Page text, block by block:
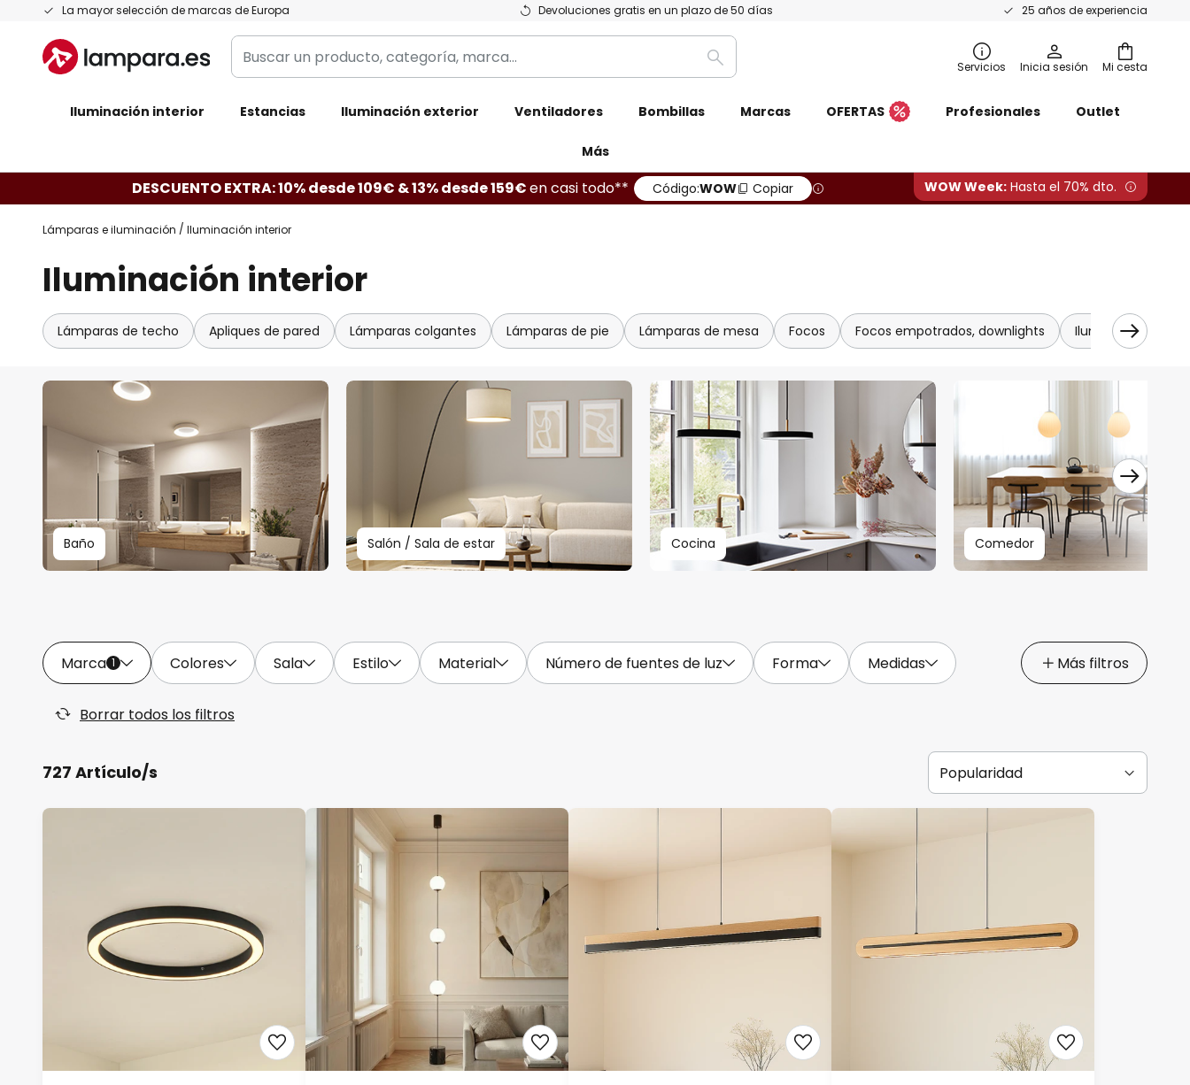
La mayor selección de marcas de Europa Devoluciones gratis en un plazo de 50 días 25 años de experiencia
Ir
contenido
Mi cesta
Buscar
un
categoría,
Buscar Servicios Inicia sesión
Iluminación interior Estancias Iluminación exterior Ventiladores Bombillas Marcas OFERTAS Profesionales Outlet
Más
DESCUENTO EXTRA: 10% desde 109€ & 13% desde 159€en casi todo** Código:WOW Copiar WOW Week: Hasta el 70% dto.
Lámparas e iluminación Iluminación interior
Iluminación interior
Lámparas de techo Apliques de pared Lámparas colgantes Lámparas de pie Lámparas de mesa Focos Focos empotrados, downlights Iluminación
Baño Salón / Sala de estar Cocina Comedor
Marca 1 Colores Sala Estilo Material Número de fuentes de luz Forma Medidas Más filtros
Borrar todos los filtros
727 Artículo/s